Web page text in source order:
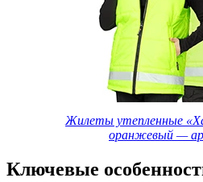
Жилеты утепленные
оранжевый —
Ключевые